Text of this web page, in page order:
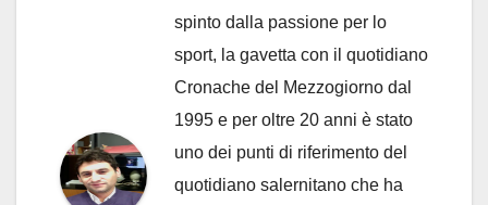
spinto dalla passione per lo
sport, la gavetta con il quotidiano
Cronache del Mezzogiorno dal
1995 e per oltre 20 anni è stato
uno dei punti di riferimento del
quotidiano salernitano che ha